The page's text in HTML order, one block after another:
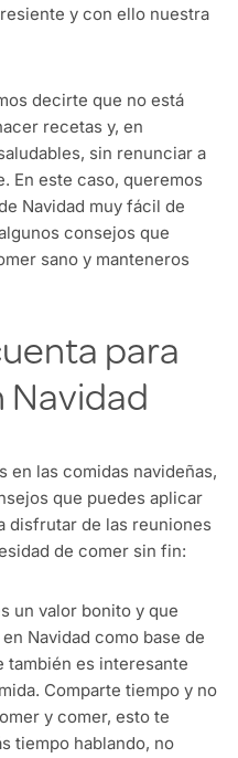
y con ello nuestra
decirte que no está
recetas y, en
sin renunciar a
En este caso, queremos
Navidad muy fácil de
consejos que
sano y manteneros
para
Navidad
en las comidas navideñas,
que puedes aplicar
disfrutar de las reuniones
de comer sin fin:
un valor bonito y que
Navidad como base de
también es interesante
Comparte tiempo y no
y comer, esto te
tiempo hablando, no